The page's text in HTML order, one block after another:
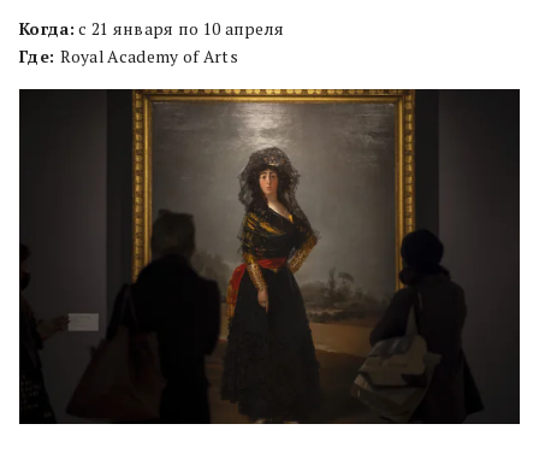
Когда: с 21 января по 10 апреля
Где: Royal Academy of Arts